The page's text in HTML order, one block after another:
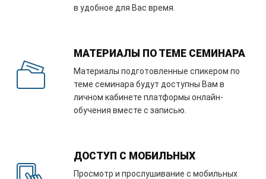
в удобное для Вас время.
МАТЕРИАЛЫ ПО ТЕМЕ СЕМИНАРА
Материалы подготовленные спикером по
теме семинара будут доступны Вам в
личном кабинете платформы онлайн-
обучения вместе с записью.
ДОСТУП С МОБИЛЬНЫХ
Просмотр и прослушивание с мобильных